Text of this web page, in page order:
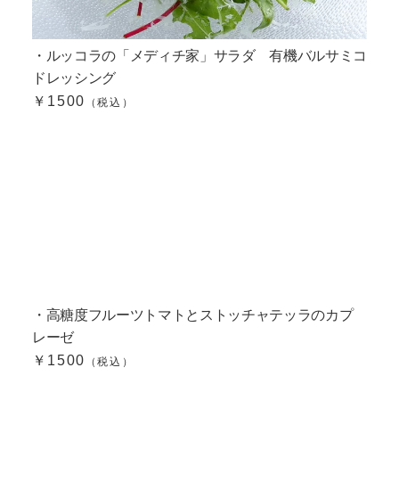
・ルッコラの「メディチ家」サラダ 有機バルサミコ
ドレッシング
￥1500
（税込）
・高糖度フルーツトマトとストッチャテッラのカプ
レーゼ
￥1500
（税込）